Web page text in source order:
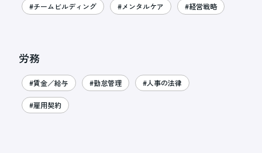
#チームビルディング #メンタルケア #経営戦略
労務
#賃金／給与 #勤怠管理 #人事の法律
#雇用契約